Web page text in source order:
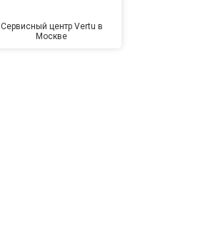
Сервисный центр Vertu в
Москве